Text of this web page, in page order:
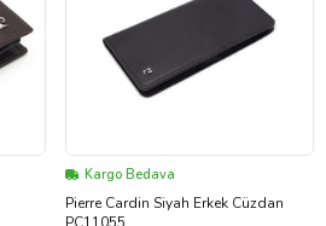
Kargo Bedava
Pierre Cardin Siyah Erkek Cüzdan